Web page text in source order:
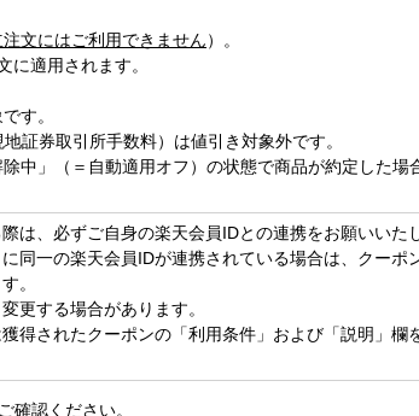
文にはご利用できません）。
に適用されます。
す。
証券取引所手数料）は値引き対象外です。
中」（＝自動適用オフ）の状態で商品が約定した場
は、必ずご自身の楽天会員IDとの連携をお願いいた
同一の楽天会員IDが連携されている場合は、クーポ
。
更する場合があります。
得されたクーポンの「利用条件」および「説明」欄
確認ください。